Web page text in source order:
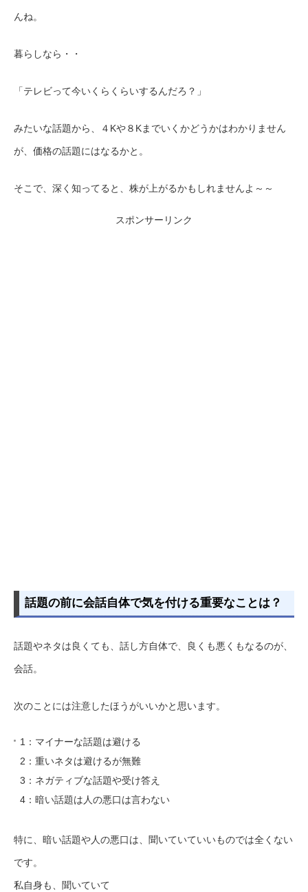
んね。
暮らしなら・・
「テレビって今いくらくらいするんだろ？」
みたいな話題から、４Kや８Kまでいくかどうかはわかりません
が、価格の話題にはなるかと。
そこで、深く知ってると、株が上がるかもしれませんよ～～
スポンサーリンク
話題の前に会話自体で気を付ける重要なことは？
話題やネタは良くても、話し方自体で、良くも悪くもなるのが、
会話。
次のことには注意したほうがいいかと思います。
1：マイナーな話題は避ける
2：重いネタは避けるが無難
3：ネガティブな話題や受け答え
4：暗い話題は人の悪口は言わない
特に、暗い話題や人の悪口は、聞いていていいものでは全くない
です。
私自身も、聞いていて